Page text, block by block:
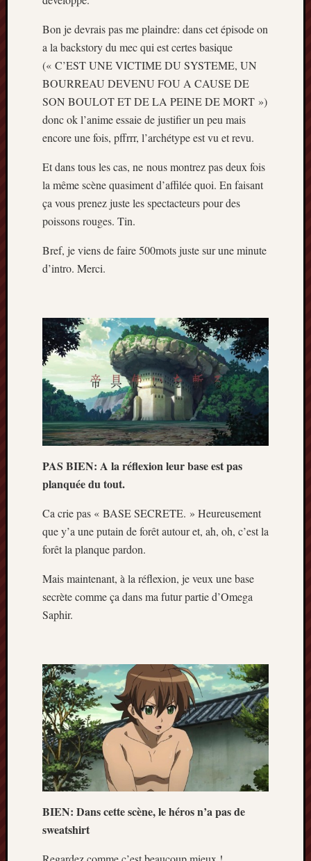
Bon je devrais pas me plaindre: dans cet épisode on
a la backstory du mec qui est certes basique
(« C’EST UNE VICTIME DU SYSTEME, UN
BOURREAU DEVENU FOU A CAUSE DE
SON BOULOT ET DE LA PEINE DE MORT »)
donc ok l’anime essaie de justifier un peu mais
encore une fois, pffrrr, l’archétype est vu et revu.
Et dans tous les cas, ne nous montrez pas deux fois
la même scène quasiment d’affilée quoi. En faisant
ça vous prenez juste les spectacteurs pour des
poissons rouges. Tin.
Bref, je viens de faire 500mots juste sur une minute
d’intro. Merci.
PAS BIEN: A la réflexion leur base est pas
planquée du tout.
Ca crie pas « BASE SECRETE. » Heureusement
que y’a une putain de forêt autour et, ah, oh, c’est la
forêt la planque pardon.
Mais maintenant, à la réflexion, je veux une base
secrète comme ça dans ma futur partie d’Omega
Saphir.
BIEN: Dans cette scène, le héros n’a pas de
sweatshirt